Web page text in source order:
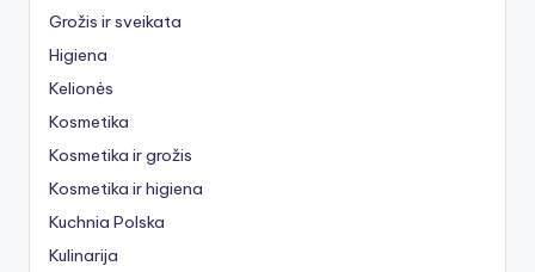
Grožis ir sveikata
Higiena
Kelionės
Kosmetika
Kosmetika ir grožis
Kosmetika ir higiena
Kuchnia Polska
Kulinarija